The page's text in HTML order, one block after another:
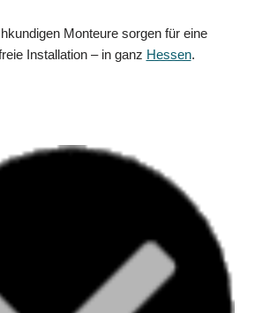
Monteure sorgen für eine
Installation – in ganz Hessen.